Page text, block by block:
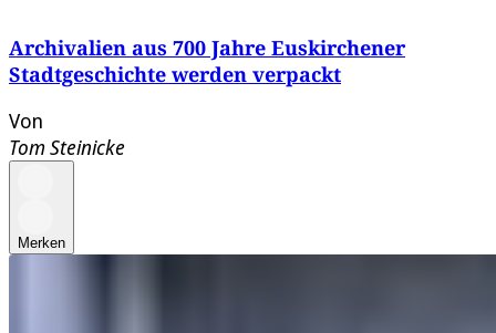
Archivalien aus 700 Jahre Euskirchener
Stadtgeschichte werden verpackt
Von
Tom Steinicke
Merken